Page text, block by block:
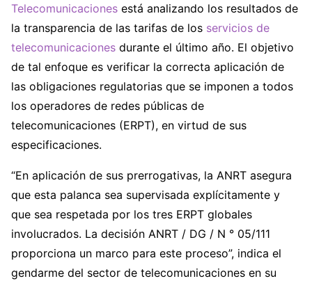
Telecomunicaciones está analizando los resultados de
la transparencia de las tarifas de los servicios de
telecomunicaciones durante el último año. El objetivo
de tal enfoque es verificar la correcta aplicación de
las obligaciones regulatorias que se imponen a todos
los operadores de redes públicas de
telecomunicaciones (ERPT), en virtud de sus
especificaciones.
“En aplicación de sus prerrogativas, la ANRT asegura
que esta palanca sea supervisada explícitamente y
que sea respetada por los tres ERPT globales
involucrados. La decisión ANRT / DG / N ° 05/111
proporciona un marco para este proceso”, indica el
gendarme del sector de telecomunicaciones en su